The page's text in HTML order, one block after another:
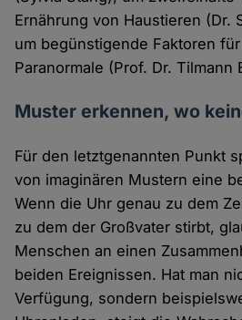
Ernährung von Haustieren (Dr.
um begünstigende Faktoren
Paranormale (Prof. Dr. Tilmann
Muster erkennen, wo
Für den letztgenannten Punkt
von imaginären Mustern eine
Wenn die Uhr genau zu dem
zu dem der Großvater stirbt,
Menschen an einen
beiden Ereignissen. Hat man
Verfügung, sondern